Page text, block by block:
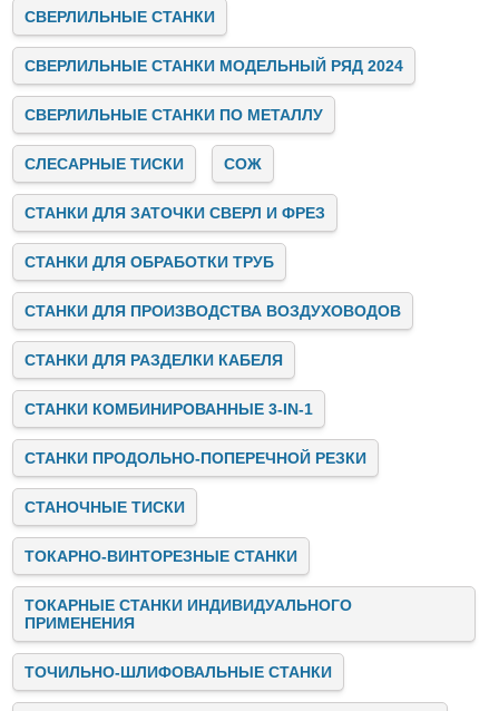
СВЕРЛИЛЬНЫЕ СТАНКИ
СВЕРЛИЛЬНЫЕ СТАНКИ МОДЕЛЬНЫЙ РЯД 2024
СВЕРЛИЛЬНЫЕ СТАНКИ ПО МЕТАЛЛУ
СЛЕСАРНЫЕ ТИСКИ СОЖ
СТАНКИ ДЛЯ ЗАТОЧКИ СВЕРЛ И ФРЕЗ
СТАНКИ ДЛЯ ОБРАБОТКИ ТРУБ
СТАНКИ ДЛЯ ПРОИЗВОДСТВА ВОЗДУХОВОДОВ
СТАНКИ ДЛЯ РАЗДЕЛКИ КАБЕЛЯ
СТАНКИ КОМБИНИРОВАННЫЕ 3-IN-1
СТАНКИ ПРОДОЛЬНО-ПОПЕРЕЧНОЙ РЕЗКИ
СТАНОЧНЫЕ ТИСКИ
ТОКАРНО-ВИНТОРЕЗНЫЕ СТАНКИ
ТОКАРНЫЕ СТАНКИ ИНДИВИДУАЛЬНОГО
ПРИМЕНЕНИЯ
ТОЧИЛЬНО-ШЛИФОВАЛЬНЫЕ СТАНКИ